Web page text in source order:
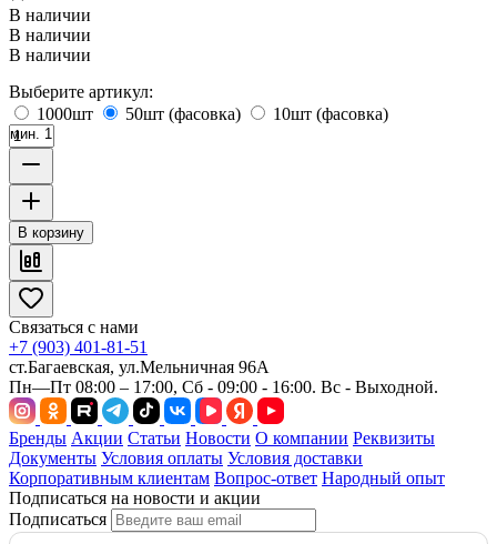
В наличии
В наличии
В наличии
Выберите артикул:
1000шт
50шт (фасовка) 10шт (фасовка)
мин. 1
В корзину
Связаться с нами
+7 (903) 401-81-51
ст.Багаевская, ул.Мельничная 96А
Пн—Пт 08:00 – 17:00, Сб - 09:00 - 16:00. Вс - Выходной.
Бренды Акции Статьи Новости О компании Реквизиты
Документы Условия оплаты Условия доставки
Корпоративным клиентам Вопрос-ответ Народный опыт
Подписаться на новости и акции
Подписаться